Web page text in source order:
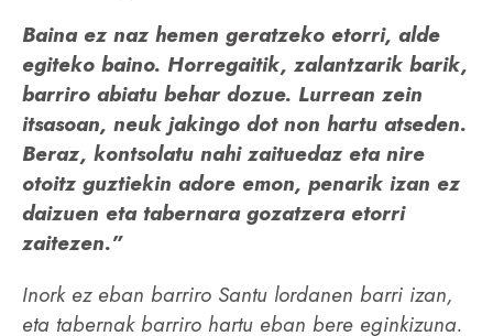
Baina ez naz hemen geratzeko etorri, alde
egiteko baino. Horregaitik, zalantzarik barik,
barriro abiatu behar dozue. Lurrean zein
itsasoan, neuk jakingo dot non hartu atseden.
Beraz, kontsolatu nahi zaituedaz eta nire
otoitz guztiekin adore emon, penarik izan ez
daizuen eta tabernara gozatzera etorri
zaitezen.”
Inork ez eban barriro Santu lordanen barri izan,
eta tabernak barriro hartu eban bere eginkizuna.